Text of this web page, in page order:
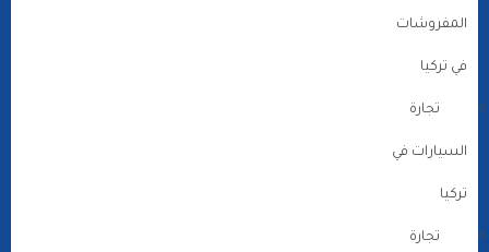
المفروشات
في تركيا
تجارة
السيارات في
تركيا
تجارة